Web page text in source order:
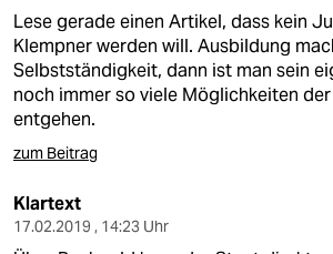
Lese gerade einen Artikel, dass kein
Klempner werden will. Ausbildung
Selbstständigkeit, dann ist man sein
noch immer so viele Möglichkeiten
entgehen.
zum Beitrag
Klartext
17.02.2019 , 14:23 Uhr